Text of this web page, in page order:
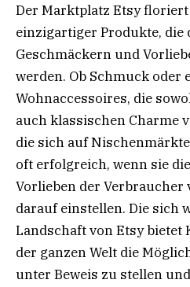
Der Marktplatz Etsy
einzigartiger Produkte,
Geschmäckern und
werden. Ob Schmuck oder
Wohnaccessoires, die
auch klassischen Charme
die sich auf
oft erfolgreich, wenn sie
Vorlieben der Verbraucher
darauf einstellen. Die sich
Landschaft von Etsy
der ganzen Welt die
unter Beweis zu stellen